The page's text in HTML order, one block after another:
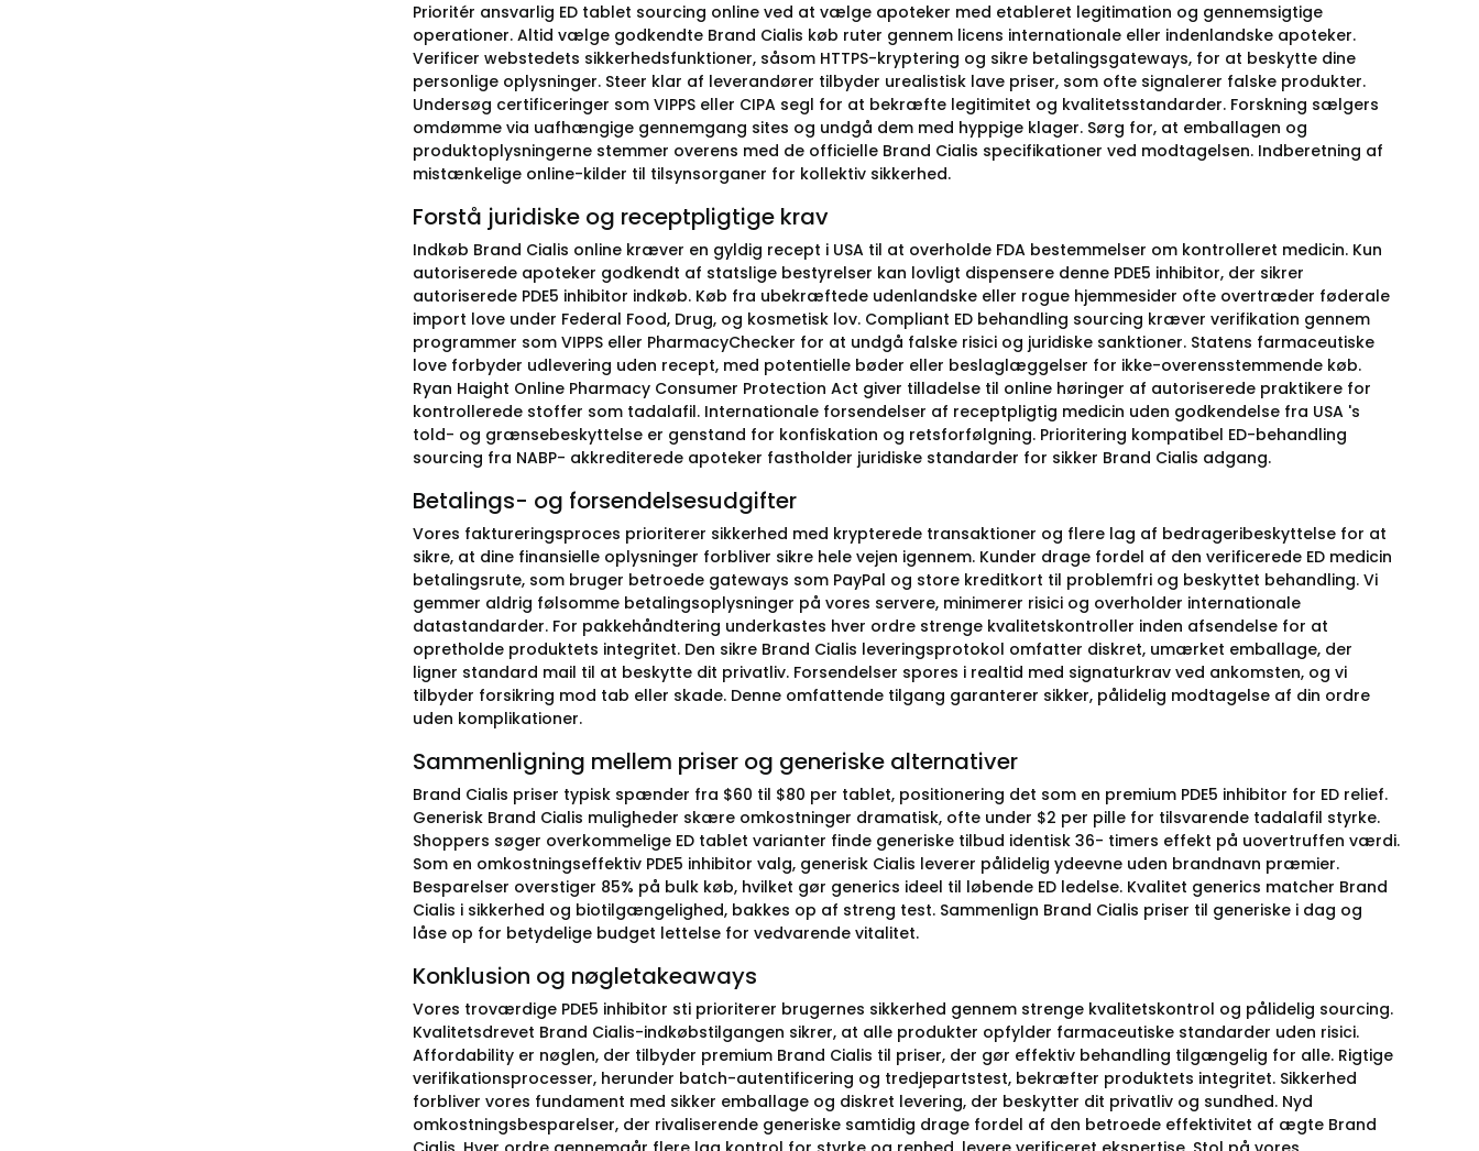
Prioritér ansvarlig ED tablet sourcing online ved at vælge apoteker med etableret legitimation og gennemsigtige
operationer. Altid vælge godkendte Brand Cialis køb ruter gennem licens internationale eller indenlandske apoteker.
Verificer webstedets sikkerhedsfunktioner, såsom HTTPS-kryptering og sikre betalingsgateways, for at beskytte dine
personlige oplysninger. Steer klar af leverandører tilbyder urealistisk lave priser, som ofte signalerer falske produkter.
Undersøg certificeringer som VIPPS eller CIPA segl for at bekræfte legitimitet og kvalitetsstandarder. Forskning sælgers
omdømme via uafhængige gennemgang sites og undgå dem med hyppige klager. Sørg for, at emballagen og
produktoplysningerne stemmer overens med de officielle Brand Cialis specifikationer ved modtagelsen. Indberetning af
mistænkelige online-kilder til tilsynsorganer for kollektiv sikkerhed.
Forstå juridiske og receptpligtige krav
Indkøb Brand Cialis online kræver en gyldig recept i USA til at overholde FDA bestemmelser om kontrolleret medicin. Kun
autoriserede apoteker godkendt af statslige bestyrelser kan lovligt dispensere denne PDE5 inhibitor, der sikrer
autoriserede PDE5 inhibitor indkøb. Køb fra ubekræftede udenlandske eller rogue hjemmesider ofte overtræder føderale
import love under Federal Food, Drug, og kosmetisk lov. Compliant ED behandling sourcing kræver verifikation gennem
programmer som VIPPS eller PharmacyChecker for at undgå falske risici og juridiske sanktioner. Statens farmaceutiske
love forbyder udlevering uden recept, med potentielle bøder eller beslaglæggelser for ikke-overensstemmende køb.
Ryan Haight Online Pharmacy Consumer Protection Act giver tilladelse til online høringer af autoriserede praktikere for
kontrollerede stoffer som tadalafil. Internationale forsendelser af receptpligtig medicin uden godkendelse fra USA 's
told- og grænsebeskyttelse er genstand for konfiskation og retsforfølgning. Prioritering kompatibel ED-behandling
sourcing fra NABP- akkrediterede apoteker fastholder juridiske standarder for sikker Brand Cialis adgang.
Betalings- og forsendelsesudgifter
Vores faktureringsproces prioriterer sikkerhed med krypterede transaktioner og flere lag af bedrageribeskyttelse for at
sikre, at dine finansielle oplysninger forbliver sikre hele vejen igennem. Kunder drage fordel af den verificerede ED medicin
betalingsrute, som bruger betroede gateways som PayPal og store kreditkort til problemfri og beskyttet behandling. Vi
gemmer aldrig følsomme betalingsoplysninger på vores servere, minimerer risici og overholder internationale
datastandarder. For pakkehåndtering underkastes hver ordre strenge kvalitetskontroller inden afsendelse for at
opretholde produktets integritet. Den sikre Brand Cialis leveringsprotokol omfatter diskret, umærket emballage, der
ligner standard mail til at beskytte dit privatliv. Forsendelser spores i realtid med signaturkrav ved ankomsten, og vi
tilbyder forsikring mod tab eller skade. Denne omfattende tilgang garanterer sikker, pålidelig modtagelse af din ordre
uden komplikationer.
Sammenligning mellem priser og generiske alternativer
Brand Cialis priser typisk spænder fra $60 til $80 per tablet, positionering det som en premium PDE5 inhibitor for ED relief.
Generisk Brand Cialis muligheder skære omkostninger dramatisk, ofte under $2 per pille for tilsvarende tadalafil styrke.
Shoppers søger overkommelige ED tablet varianter finde generiske tilbud identisk 36- timers effekt på uovertruffen værdi.
Som en omkostningseffektiv PDE5 inhibitor valg, generisk Cialis leverer pålidelig ydeevne uden brandnavn præmier.
Besparelser overstiger 85% på bulk køb, hvilket gør generics ideel til løbende ED ledelse. Kvalitet generics matcher Brand
Cialis i sikkerhed og biotilgængelighed, bakkes op af streng test. Sammenlign Brand Cialis priser til generiske i dag og
låse op for betydelige budget lettelse for vedvarende vitalitet.
Konklusion og nøgletakeaways
Vores troværdige PDE5 inhibitor sti prioriterer brugernes sikkerhed gennem strenge kvalitetskontrol og pålidelig sourcing.
Kvalitetsdrevet Brand Cialis-indkøbstilgangen sikrer, at alle produkter opfylder farmaceutiske standarder uden risici.
Affordability er nøglen, der tilbyder premium Brand Cialis til priser, der gør effektiv behandling tilgængelig for alle. Rigtige
verifikationsprocesser, herunder batch-autentificering og tredjepartstest, bekræfter produktets integritet. Sikkerhed
forbliver vores fundament med sikker emballage og diskret levering, der beskytter dit privatliv og sundhed. Nyd
omkostningsbesparelser, der rivaliserende generiske samtidig drage fordel af den betroede effektivitet af ægte Brand